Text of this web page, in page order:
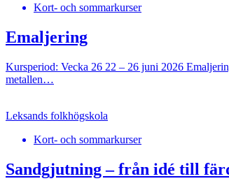
Kort- och sommarkurser
Emaljering
Kursperiod: Vecka 26 22 – 26 juni 2026
metallen…
Leksands folkhögskola
Kort- och sommarkurser
Sandgjutning – från idé till